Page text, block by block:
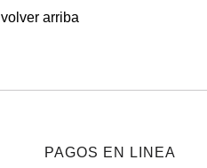
volver arriba
PAGOS EN LINEA